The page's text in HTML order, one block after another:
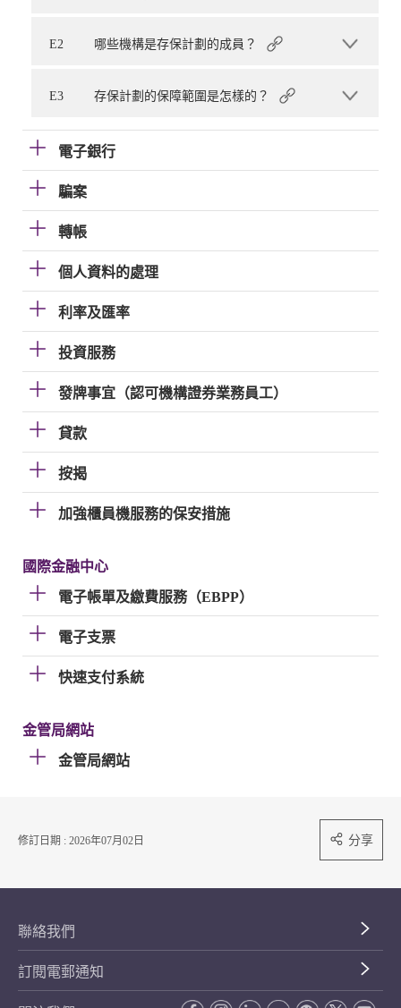
E2 哪些機構是存保計劃的成員？
E3 存保計劃的保障範圍是怎樣的？
電子銀行
騙案
轉帳
個人資料的處理
利率及匯率
投資服務
發牌事宜（認可機構證券業務員工）
貸款
按揭
加強櫃員機服務的保安措施
國際金融中心
電子帳單及繳費服務（EBPP）
電子支票
快速支付系統
金管局網站
金管局網站
修訂日期 : 2026年07月02日 分享
聯絡我們
訂閱電郵通知